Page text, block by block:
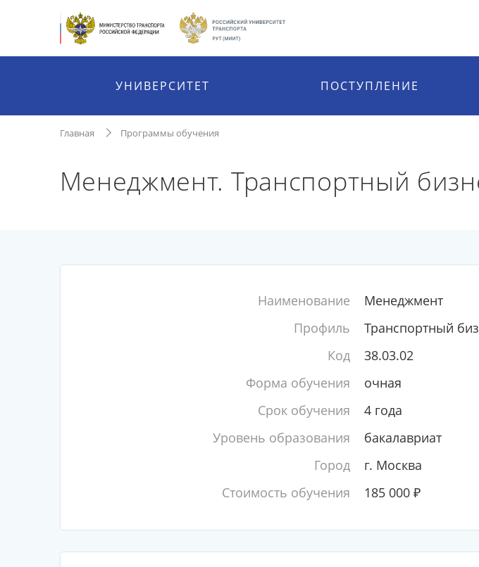
УНИВЕРСИТЕТ ПОСТУПЛЕНИЕ
Главная Программы обучения
Менеджмент. Транспортный
Наименование
Менеджмент
Профиль
Транспортный
Код
38.03.02
Форма обучения
очная
Срок обучения
4 года
Уровень образования
бакалавриат
Город
г. Москва
Стоимость обучения
185 000 ₽